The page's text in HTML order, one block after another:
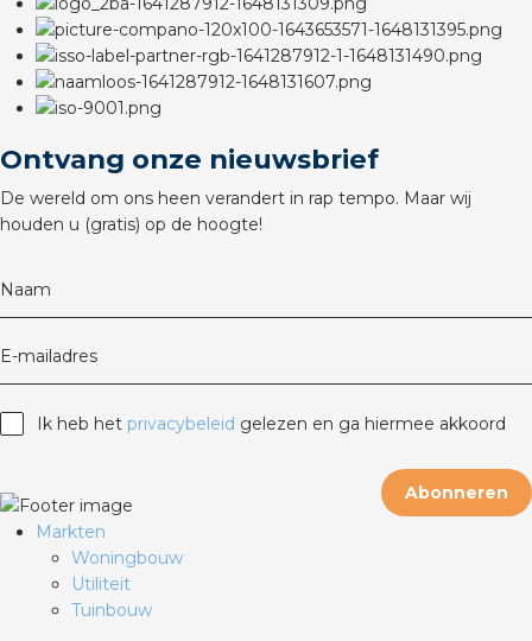
Ontvang onze nieuwsbrief
De wereld om ons heen verandert in rap tempo. Maar wij
houden u (gratis) op de hoogte!
Naam
E-mailadres
Ik heb het privacybeleid gelezen en ga hiermee akkoord
Abonneren
Markten
Woningbouw
Utiliteit
Tuinbouw